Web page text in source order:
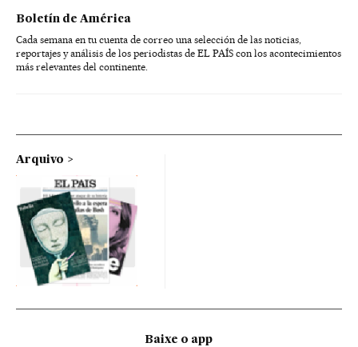
Boletín de América
Cada semana en tu cuenta de correo una selección de las noticias,
reportajes y análisis de los periodistas de EL PAÍS con los acontecimientos
más relevantes del continente.
Arquivo
Baixe o app